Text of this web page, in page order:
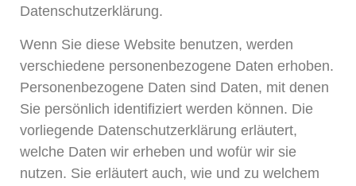
Datenschutzerklärung.
Wenn Sie diese Website benutzen, werden
verschiedene personenbezogene Daten erhoben.
Personenbezogene Daten sind Daten, mit denen
Sie persönlich identifiziert werden können. Die
vorliegende Datenschutzerklärung erläutert,
welche Daten wir erheben und wofür wir sie
nutzen. Sie erläutert auch, wie und zu welchem